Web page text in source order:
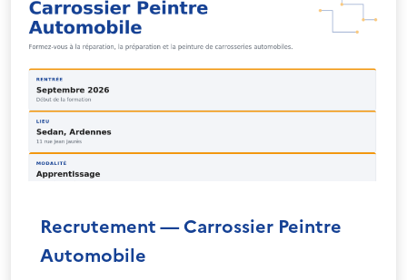
Recrutement — Carrossier Peintre
Automobile